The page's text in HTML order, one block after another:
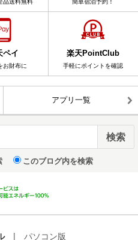
品送料無料 簡単宿泊予約！
ペイ
お財布に
楽天PointClub
手軽にポイントを確認
アプリ一覧
このブログ内を検索
| パソコン版